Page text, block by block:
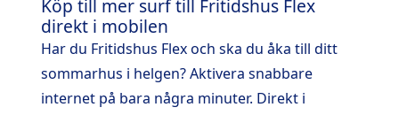
Köp till mer surf till Fritidshus Flex
direkt i mobilen
Har du Fritidshus Flex och ska du åka till ditt
sommarhus i helgen? Aktivera snabbare
internet på bara några minuter. Direkt i